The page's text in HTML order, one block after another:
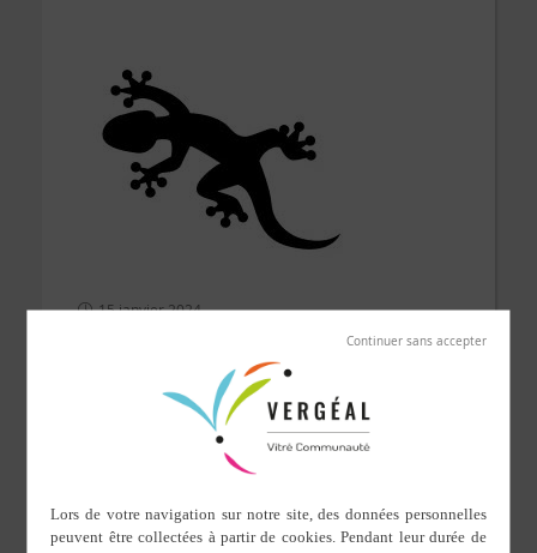
15 janvier 2024
Ass Léz'Arts de Torcé à Vergéal et Vice Versa
Association mutualisée pour la promotion de la culture
dans les deux communes
Président : Bernadette Reucheron
Léz’arts de Torcé à